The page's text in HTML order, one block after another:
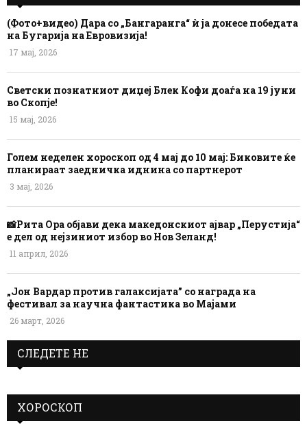
(Фото+видео) Дара со „Бангаранга“ ѝ ја донесе победата
на Бугарија на Евровизија!
17 мај, 2026
Светски познатниот диџеј Блек Кофи доаѓа на 19 јуни
во Скопје!
15 мај, 2026
Голем неделен хороскоп од 4 мај до 10 мај: Биковите ќе
планираат заедничка иднина со партнерот
3 мај, 2026
📸Рита Ора објави дека македонскиот ајвар „Перустија“
е дел од нејзиниот избор во Нов Зеланд!
11 април, 2026
„Јон Вардар против галаксијата” со награда на
фестивал за научна фантастика во Мајами
26 март, 2026
СЛЕДЕТЕ НЕ
ХОРОСКОП